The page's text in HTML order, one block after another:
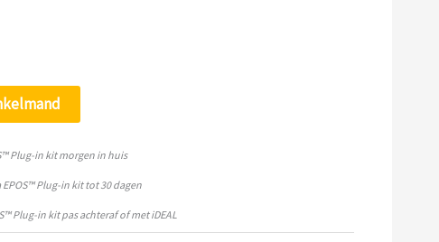
Plug-in kit morgen in huis
Plug-in kit tot 30 dagen
Plug-in kit pas achteraf of met iDEAL